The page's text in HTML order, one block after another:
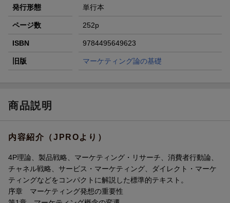
発行形態 単行本
ページ数 252p
ISBN 9784495649623
旧版 マーケティング論の基礎
商品説明
内容紹介（JPROより）
4P理論、製品戦略、マーケティング・リサーチ、消費者行動論、
チャネル戦略、サービス・マーケティング、ダイレクト・マーケ
ティングなどをコンパクトに解説した標準的テキスト。
序章 マーケティング発想の重要性